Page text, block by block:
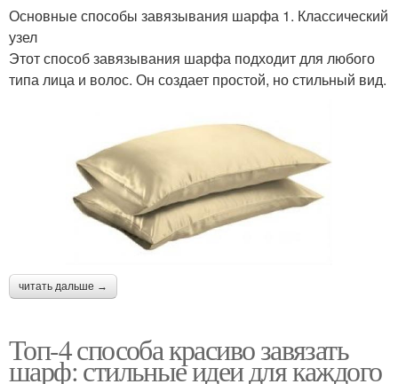
Основные способы завязывания шарфа 1. Классический
узел
Этот способ завязывания шарфа подходит для любого
типа лица и волос. Он создает простой, но стильный вид.
читать дальше →
Топ-4 способа красиво завязать
шарф: стильные идеи для каждого